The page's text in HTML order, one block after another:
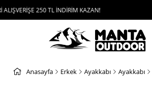
TL İNDİRİM KAZAN!
Anasayfa Erkek Ayakkabı Ayakkabı